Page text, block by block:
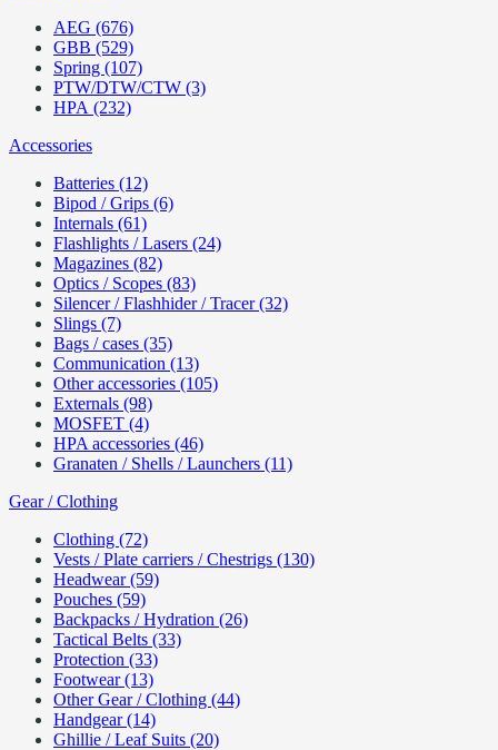
AEG (676)
GBB (529)
Spring (107)
PTW/DTW/CTW (3)
HPA (232)
Accessories
Batteries (12)
Bipod / Grips (6)
Internals (61)
Flashlights / Lasers (24)
Magazines (82)
Optics / Scopes (83)
Silencer / Flashhider / Tracer (32)
Slings (7)
Bags / cases (35)
Communication (13)
Other accessories (105)
Externals (98)
MOSFET (4)
HPA accessories (46)
Granaten / Shells / Launchers (11)
Gear / Clothing
Clothing (72)
Vests / Plate carriers / Chestrigs (130)
Headwear (59)
Pouches (59)
Backpacks / Hydration (26)
Tactical Belts (33)
Protection (33)
Footwear (13)
Other Gear / Clothing (44)
Handgear (14)
Ghillie / Leaf Suits (20)